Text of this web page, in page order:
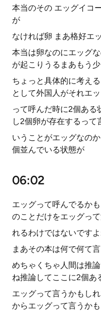
本当のその エッグイコ
が
なければ卵 まあ格好エ
本当は卵なのにエッグ
が起こりうるまあもう
ちょっと具体的に考え
として外国人がそれエ
って呼んだ時に2個ある
し2個卵が存在するって
いうことがエッグなの
個並んでいる状態が
06:02
エッグって呼んでるか
のことだけをエッグっ
れるわけではないです
まあその本は何で何て
めちゃくちゃ人間は推
ね推論してここに2個あ
エッグって言うかもし
からエッグって言うか